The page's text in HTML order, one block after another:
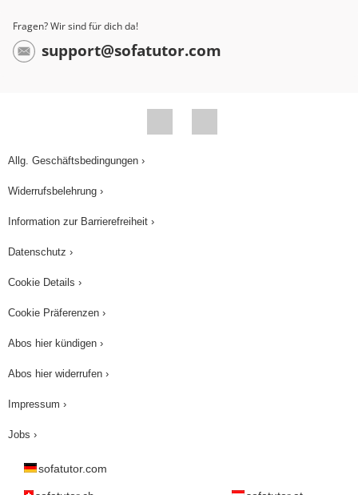
Fragen? Wir sind für dich da!
support@sofatutor.com
Allg. Geschäftsbedingungen ›
Widerrufsbelehrung ›
Information zur Barrierefreiheit ›
Datenschutz ›
Cookie Details ›
Cookie Präferenzen ›
Abos hier kündigen ›
Abos hier widerrufen ›
Impressum ›
Jobs ›
sofatutor.com